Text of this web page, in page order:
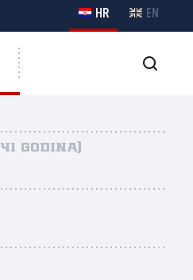
HR EN
(41 godina)